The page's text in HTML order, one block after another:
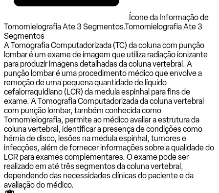
Ícone da Informação de
Tomomielografia Ate 3 Segmentos.Tomomielografia Ate 3
Segmentos
A Tomografia Computadorizada (TC) da coluna com punção
lombar é um exame de imagem que utiliza radiação ionizante
para produzir imagens detalhadas da coluna vertebral. A
punção lombar é uma procedimento médico que envolve a
remoção de uma pequena quantidade de líquido
cefalorraquidiano (LCR) da medula espinhal para fins de
exame. A Tomografia Computadorizada da coluna vertebral
com punção lombar, também conhecida como
Tomomielografia, permite ao médico avaliar a estrutura da
coluna vertebral, identificar a presença de condições como
hérnia de disco, lesões na medula espinhal, tumores e
infecções, além de fornecer informações sobre a qualidade do
LCR para exames complementares. O exame pode ser
realizado em até três segmentos da coluna vertebral,
dependendo das necessidades clínicas do paciente e da
avaliação do médico.